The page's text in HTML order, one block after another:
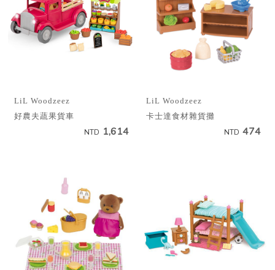
LiL Woodzeez
好農夫蔬果貨車
NTD 1,614
LiL Woodzeez
卡士達食材雜貨攤
NTD 474